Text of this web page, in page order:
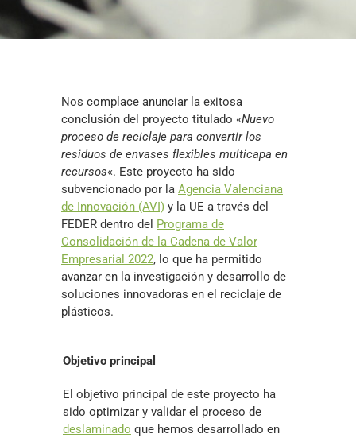
Nos complace anunciar la exitosa
conclusión del proyecto titulado «Nuevo
proceso de reciclaje para convertir los
residuos de envases flexibles multicapa en
recursos«. Este proyecto ha sido
subvencionado por la Agencia Valenciana
de Innovación (AVI) y la UE a través del
FEDER dentro del Programa de
Consolidación de la Cadena de Valor
Empresarial 2022, lo que ha permitido
avanzar en la investigación y desarrollo de
soluciones innovadoras en el reciclaje de
plásticos.
Objetivo principal
El objetivo principal de este proyecto ha
sido optimizar y validar el proceso de
deslaminado que hemos desarrollado en